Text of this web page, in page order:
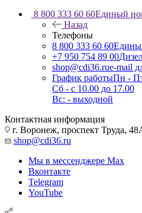
8 800 333 60 60Единый
Назад
Телефоны
8 800 333 60 60
+7 950 754 89 00
shop@cdi36.rue-mail
График работыПн -
Сб - с 10.00 до 17.00
Вс: - выходной
Контактная информация
г. Воронеж, проспект Труда,
shop@cdi36.ru
Мы в мессенджере Max
Вконтакте
Telegram
YouTube